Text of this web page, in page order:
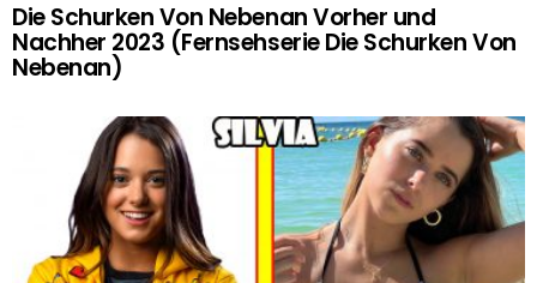
Die Schurken Von Nebenan Vorher und
Nachher 2023 (Fernsehserie Die Schurken Von
Nebenan)